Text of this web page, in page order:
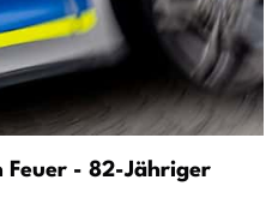
Feuer - 82-Jähriger